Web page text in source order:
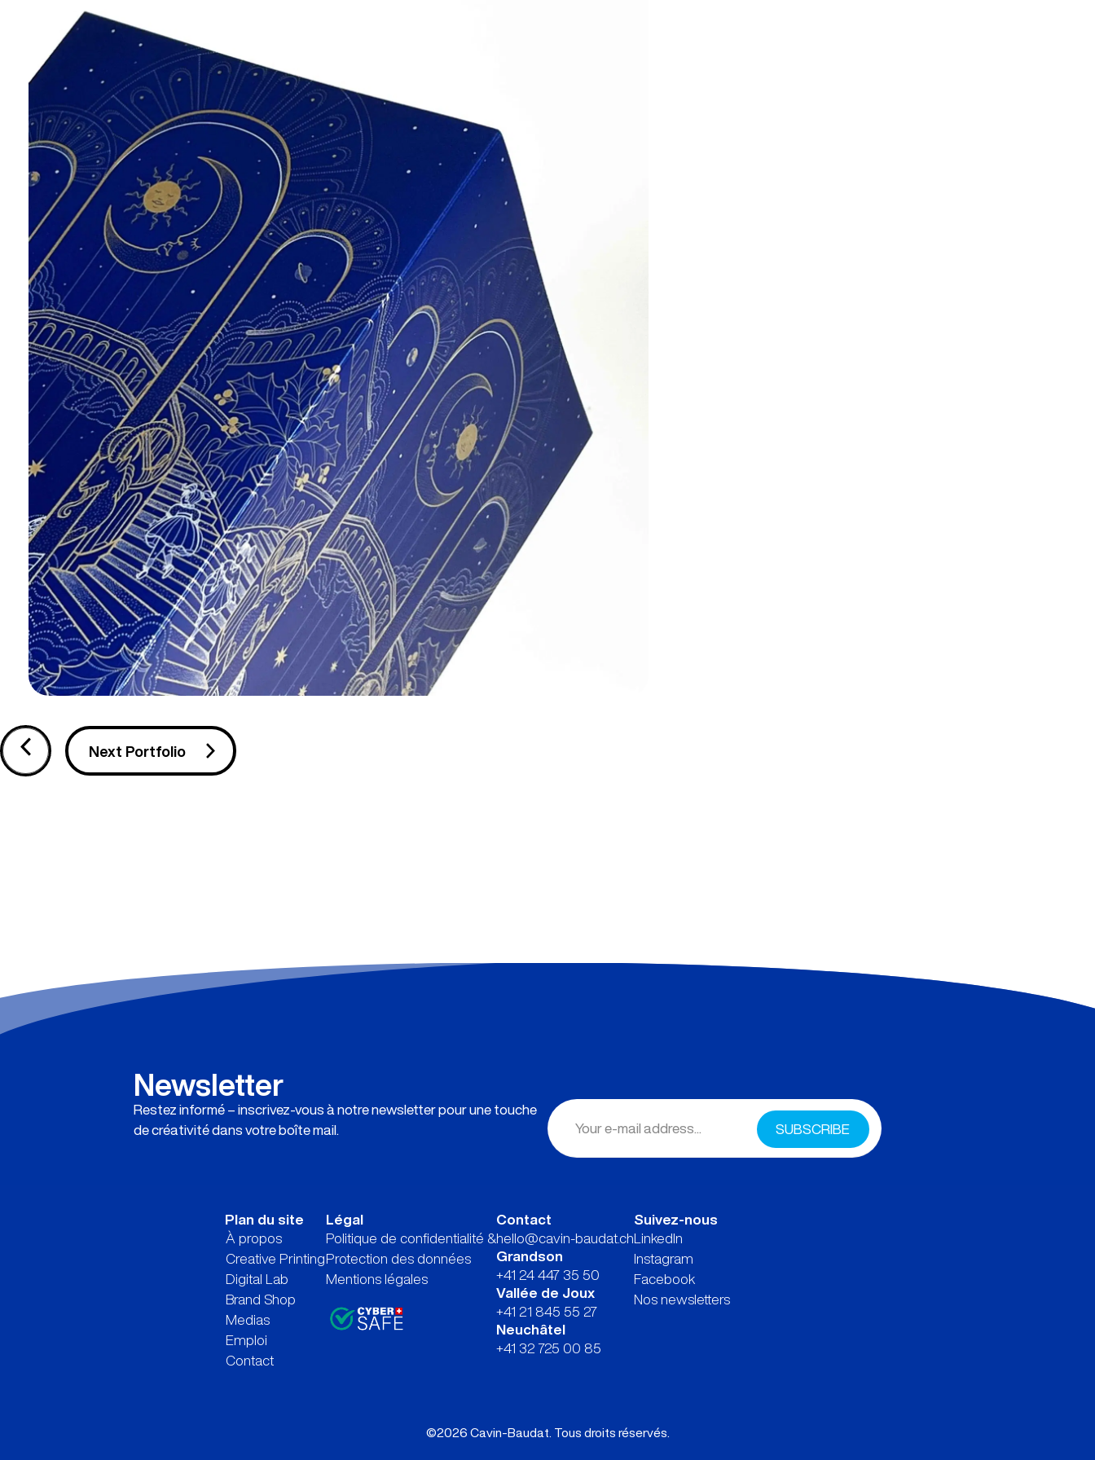
Next Portfolio
Newsletter
Restez informé – inscrivez-vous à notre newsletter pour une touche
de créativité dans votre boîte mail.
Plan du site
À propos
Creative Printing
Digital Lab
Brand Shop
Medias
Emploi
Contact
Légal
Politique de confidentialité &
Protection des données
Mentions légales
Contact
hello@cavin-baudat.ch
Grandson
+41 24 447 35 50
Vallée de Joux
+41 21 845 55 27
Neuchâtel
+41 32 725 00 85
Suivez-nous
LinkedIn
Instagram
Facebook
Nos newsletters
©2026 Cavin-Baudat. Tous droits réservés.